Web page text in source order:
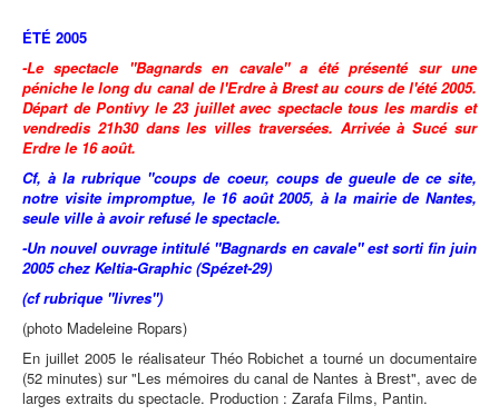
ÉTÉ 2005
-Le spectacle "Bagnards en cavale" a été présenté sur une
péniche le long du canal de l'Erdre à Brest au cours de l'été 2005.
Départ de Pontivy le 23 juillet avec spectacle tous les mardis et
vendredis 21h30 dans les villes traversées. Arrivée à Sucé sur
Erdre le 16 août.
Cf, à la rubrique "coups de coeur, coups de gueule de ce site,
notre visite impromptue, le 16 août 2005, à la mairie de Nantes,
seule ville à avoir refusé le spectacle.
-Un nouvel ouvrage intitulé "Bagnards en cavale" est sorti fin juin
2005 chez Keltia-Graphic (Spézet-29)
(cf rubrique "livres")
(photo Madeleine Ropars)
En juillet 2005 le réalisateur Théo Robichet a tourné un documentaire
(52 minutes) sur "Les mémoires du canal de Nantes à Brest", avec de
larges extraits du spectacle. Production : Zarafa Films, Pantin.